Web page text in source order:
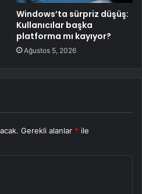
Windows’ta sürpriz düşüş:
Kullanıcılar başka
platforma mı kayıyor?
Ağustos 5, 2026
Gerekli alanlar * ile